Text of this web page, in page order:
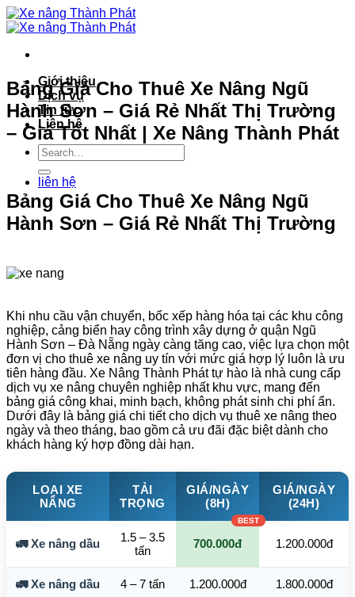
Bỏ
qua
dung
Giới thiệu
Dịch vụ
Tin tức
Liên hệ
liên hệ
Bảng Giá Cho Thuê Xe Nâng Ngũ
Hành Sơn – Giá Rẻ Nhất Thị Trường
– Giá Tốt Nhất | Xe Nâng Thành Phát
Bảng Giá Cho Thuê Xe Nâng Ngũ
Hành Sơn – Giá Rẻ Nhất Thị Trường
Khi nhu cầu vận chuyển, bốc xếp hàng hóa tại các khu công
nghiệp, cảng biển hay công trình xây dựng ở quận Ngũ
Hành Sơn – Đà Nẵng ngày càng tăng cao, việc lựa chọn một
đơn vị cho thuê xe nâng uy tín với mức giá hợp lý luôn là ưu
tiên hàng đầu. Xe Nâng Thành Phát tự hào là nhà cung cấp
dịch vụ xe nâng chuyên nghiệp nhất khu vực, mang đến
bảng giá công khai, minh bạch, không phát sinh chi phí ẩn.
Dưới đây là bảng giá chi tiết cho dịch vụ thuê xe nâng theo
ngày và theo tháng, bao gồm cả ưu đãi đặc biệt dành cho
khách hàng ký hợp đồng dài hạn.
LOẠI XE
NÂNG
TẢI
TRỌNG
GIÁ/NGÀY
(8H)
GIÁ/NGÀY
(24H)
🚛 Xe nâng dầu
1.5 – 3.5
tấn
700.000đ 1.200.000đ
🚛 Xe nâng dầu 4 – 7 tấn 1.200.000đ 1.800.000đ